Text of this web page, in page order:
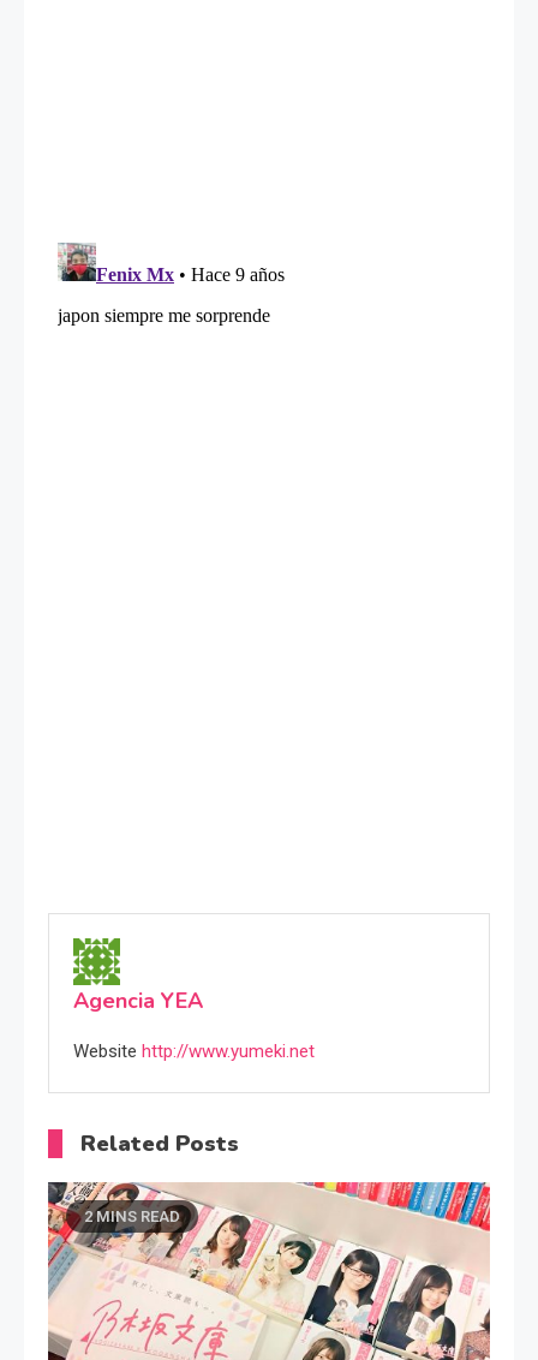
Agencia YEA
Website http://www.yumeki.net
Related Posts
2 MINS READ